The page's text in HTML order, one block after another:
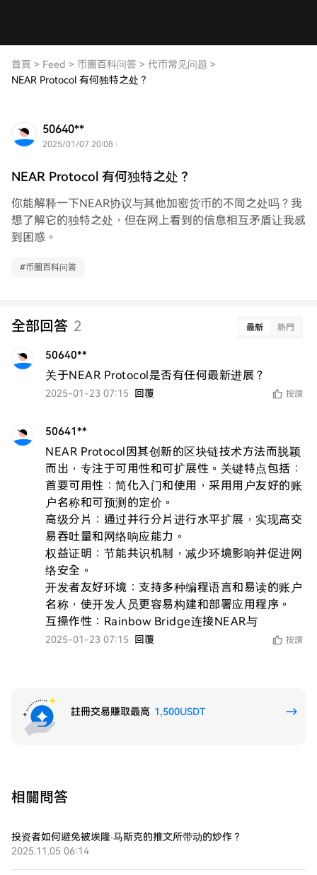
首頁 > Feed > 币圈百科问答 > 代币常见问题 >
NEAR Protocol 有何独特之处？
50640**
2025/01/07 20:08
NEAR Protocol 有何独特之处？
你能解释一下NEAR协议与其他加密货币的不同之处吗？我
想了解它的独特之处，但在网上看到的信息相互矛盾让我感
到困惑。
#币圈百科问答
全部回答 2 最新 熱門
50640**
关于NEAR Protocol是否有任何最新进展？
2025-01-23 07:15 回覆 按讚
50641**
NEAR Protocol因其创新的区块链技术方法而脱颖
而出，专注于可用性和可扩展性。关键特点包括：
首要可用性：简化入门和使用，采用用户友好的账
户名称和可预测的定价。
高级分片：通过并行分片进行水平扩展，实现高交
易吞吐量和网络响应能力。
权益证明：节能共识机制，减少环境影响并促进网
络安全。
开发者友好环境：支持多种编程语言和易读的账户
名称，使开发人员更容易构建和部署应用程序。
互操作性：Rainbow Bridge连接NEAR与
2025-01-23 07:15 回覆 按讚
註冊交易賺取最高 1,500USDT
相關問答
投资者如何避免被埃隆·马斯克的推文所带动的炒作？
2025.11.05 06:14